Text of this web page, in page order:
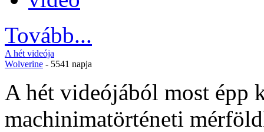
Tovább...
A hét videója
Wolverine - 5541 napja
A hét videójából most épp
machinimatörténeti